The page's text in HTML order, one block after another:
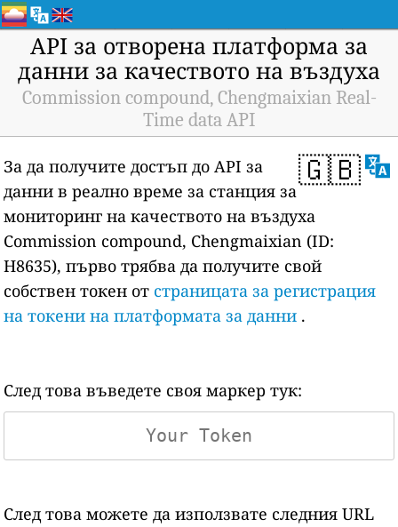
API за отворена платформа за
данни за качеството на въздуха
Commission compound, Chengmaixian Real-
Time data API
🇬🇧
За да получите достъп до API за
данни в реално време за станция за
мониторинг на качеството на въздуха
Commission compound, Chengmaixian (ID:
H8635), първо трябва да получите свой
собствен токен от страницата за регистрация
на токени на платформата за данни .
След това въведете своя маркер тук:
След това можете да използвате следния URL